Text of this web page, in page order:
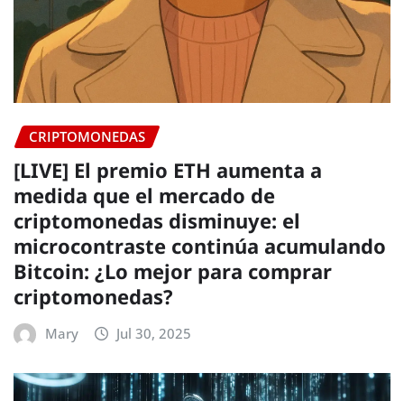
CRIPTOMONEDAS
[LIVE] El premio ETH aumenta a
medida que el mercado de
criptomonedas disminuye: el
microcontraste continúa acumulando
Bitcoin: ¿Lo mejor para comprar
criptomonedas?
Mary Jul 30, 2025